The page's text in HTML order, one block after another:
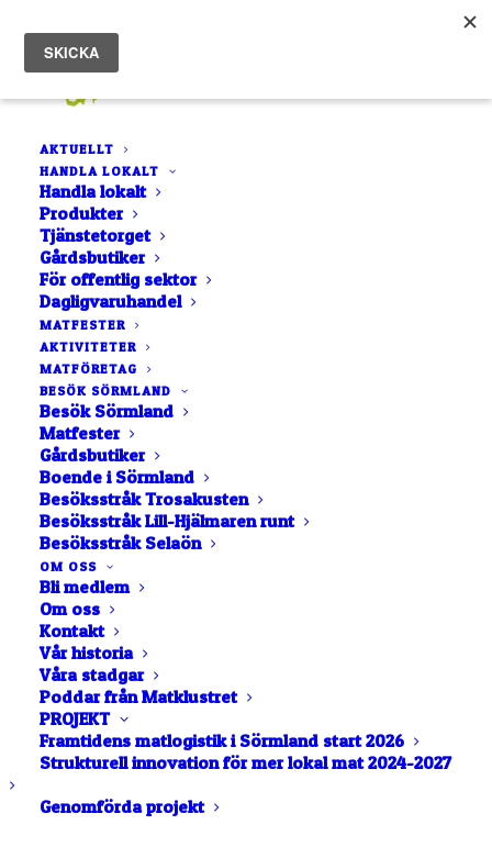
AKTUELLT
HANDLA LOKALT
Handla lokalt
Produkter
Tjänstetorget
Gårdsbutiker
För offentlig sektor
Dagligvaruhandel
MATFESTER
AKTIVITETER
MATFÖRETAG
BESÖK SÖRMLAND
Besök Sörmland
Matfester
Gårdsbutiker
Boende i Sörmland
Besöksstråk Trosakusten
Besöksstråk Lill-Hjälmaren runt
Besöksstråk Selaön
OM OSS
Bli medlem
Om oss
Kontakt
Vår historia
Våra stadgar
Poddar från Matklustret
PROJEKT
Framtidens matlogistik i Sörmland start 2026
Strukturell innovation för mer lokal mat 2024-2027
Genomförda projekt
myskankor
Visar 1 - 1 av 1 lokala matföretag taggade med
"myskankor".
BOKSTAVSORDNING